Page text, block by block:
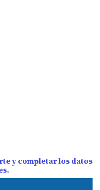
y completar los datos